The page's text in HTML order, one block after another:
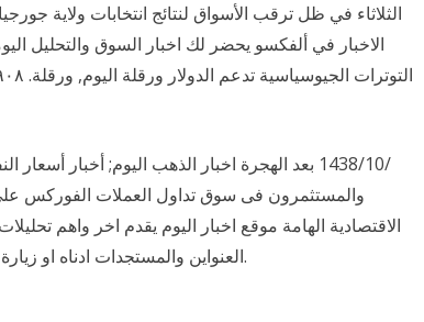
الثلاثاء في ظل ترقب الأسواق لنتائج انتخابات ولاية
الاخبار في ألفكسو يحضر لك اخبار السوق والتحليل
والمستثمرون فى سوق تداول العملات الفوركس
الاقتصادية الهامة موقع اخبار اليوم يقدم اخر واهم
العنواين والمستجدات ادناه او زيارة صفحة السلع المختلفة كالذهب والفضة والنفط.